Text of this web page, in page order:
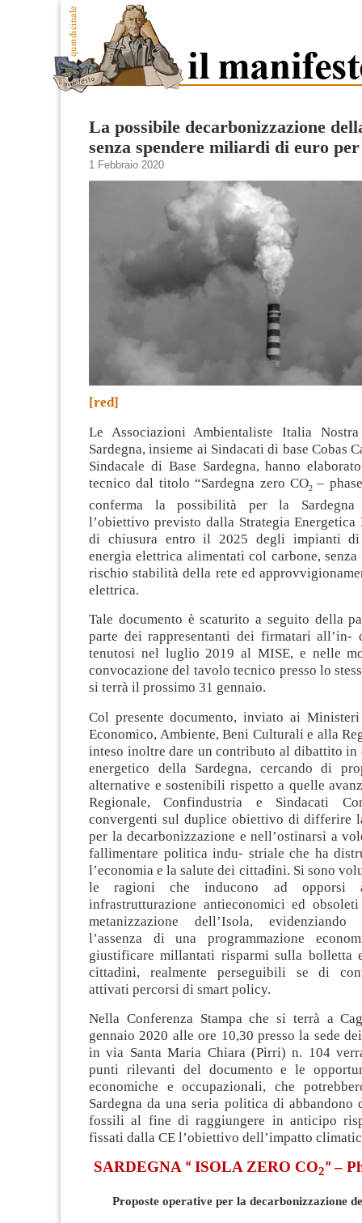
La possibile decarbonizzazione
senza spendere miliardi di euro
1 Febbraio 2020
[red]
Le Associazioni Ambientaliste Italia
Sardegna, insieme ai Sindacati di base Cobas
Sindacale di Base Sardegna, hanno
tecnico dal titolo“Sardegna zero CO2 –
conferma la possibilità per la Sardegna
l’obiettivo previsto dalla Strategia Energetica
di chiusura entro il 2025 degli impianti
energia elettrica alimentati col carbone, senza
rischio stabilità della rete ed
elettrica.
Tale documento è scaturito a seguito della
parte dei rappresentanti dei firmatari all’in-
tenutosi nel luglio 2019 al MISE, e nelle
convocazione del tavolo tecnico presso lo
si terrà il prossimo 31 gennaio.
Col presente documento, inviato ai
Economico, Ambiente, Beni Culturali e alla
inteso inoltre dare un contributo al dibattito in
energetico della Sardegna, cercando di
alternative e sostenibili rispetto a quelle
Regionale, Confindustria e Sindacati
convergenti sul duplice obiettivo di differire
per la decarbonizzazione e nell’ostinarsi a
fallimentare politica indu- striale che ha
l’economia e la salute dei cittadini. Si sono
le ragioni che inducono ad opporsi
infrastrutturazione antieconomici ed
metanizzazione dell’Isola,
l’assenza di una programmazione
giustificare millantati risparmi sulla bolletta
cittadini, realmente perseguibili se di
attivati percorsi di smart policy.
Nella Conferenza Stampa che si terrà a
gennaio 2020 alle ore 10,30 presso la sede
in via Santa Maria Chiara (Pirri) n. 104
punti rilevanti del documento e le
economiche e occupazionali, che
Sardegna da una seria politica di abbandono
fossili al fine di raggiungere in anticipo
fissati dalla CE l’obiettivo dell’impatto
SARDEGNA “ ISOLA ZERO CO2”–
Proposte operative per la decarbonizzazione